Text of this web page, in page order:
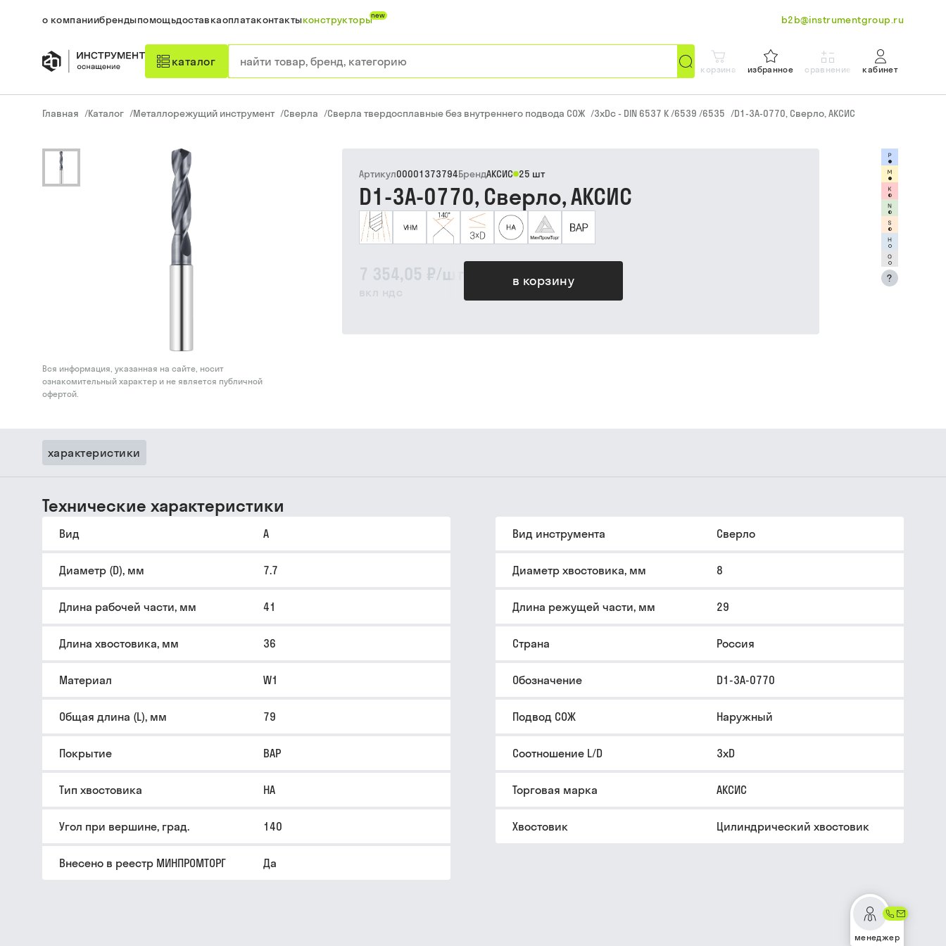
о компаниибрендыпомощьдоставкаоплатаконтактыконструкторыnew b2b@instrumentgroup.ru
каталог
корзина избранное сравнение кабинет
Главная /Каталог /Металлорежущий инструмент /Сверла /Сверла твердосплавные без внутреннего подвода СОЖ /3xDc - DIN 6537 K /6539 /6535 /D1-3A-0770, Сверло, АКСИС
Вся информация, указанная на сайте, носит
ознакомительный характер и не является публичной
офертой.
7 354,05 ₽/шт
вкл ндс
в корзину
Артикул00001373794БрендАКСИС 25 шт
D1-3A-0770, Сверло, АКСИС
?
характеристики
Технические характеристики
Вид A Вид инструмента Сверло
Диаметр (D), мм 7.7 Диаметр хвостовика, мм 8
Длина рабочей части, мм 41 Длина режущей части, мм 29
Длина хвостовика, мм 36 Страна Россия
Материал W1 Обозначение D1-3A-0770
Общая длина (L), мм 79 Подвод СОЖ Наружный
Покрытие BAP Соотношение L/D 3xD
Тип хвостовика HA Торговая марка АКСИС
Угол при вершине, град. 140 Хвостовик Цилиндрический хвостовик
Внесено в реестр МИНПРОМТОРГ Да
менеджер